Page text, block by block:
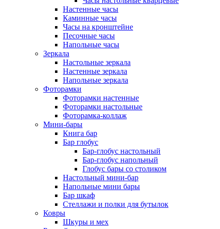
Настенные часы
Каминные часы
Часы на кронштейне
Песочные часы
Напольные часы
Зеркала
Настольные зеркала
Настенные зеркала
Напольные зеркала
Фоторамки
Фоторамки настенные
Фоторамки настольные
Фоторамка-коллаж
Мини-бары
Книга бар
Бар глобус
Бар-глобус настольный
Бар-глобус напольный
Глобус бары со столиком
Настольный мини-бар
Напольные мини бары
Бар шкаф
Стеллажи и полки для бутылок
Ковры
Шкуры и мех